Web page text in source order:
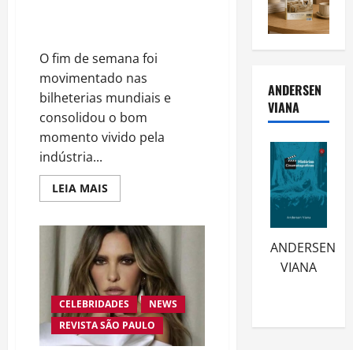
O fim de semana foi
movimentado nas
bilheterias mundiais e
consolidou o bom
momento vivido pela
indústria...
LEIA MAISRead
more
Odisseia”
se
aproxima
da
marca
de
US$
1
bilhão
e
disputa
CELEBRIDADES
NEWS
REVISTA SÃO PAULO
ANDERSEN
VIANA
ANDERSEN
VIANA